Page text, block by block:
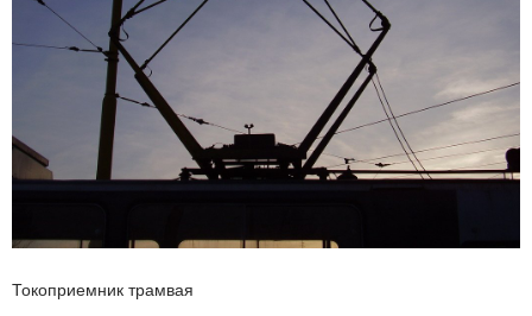
Токоприемник трамвая